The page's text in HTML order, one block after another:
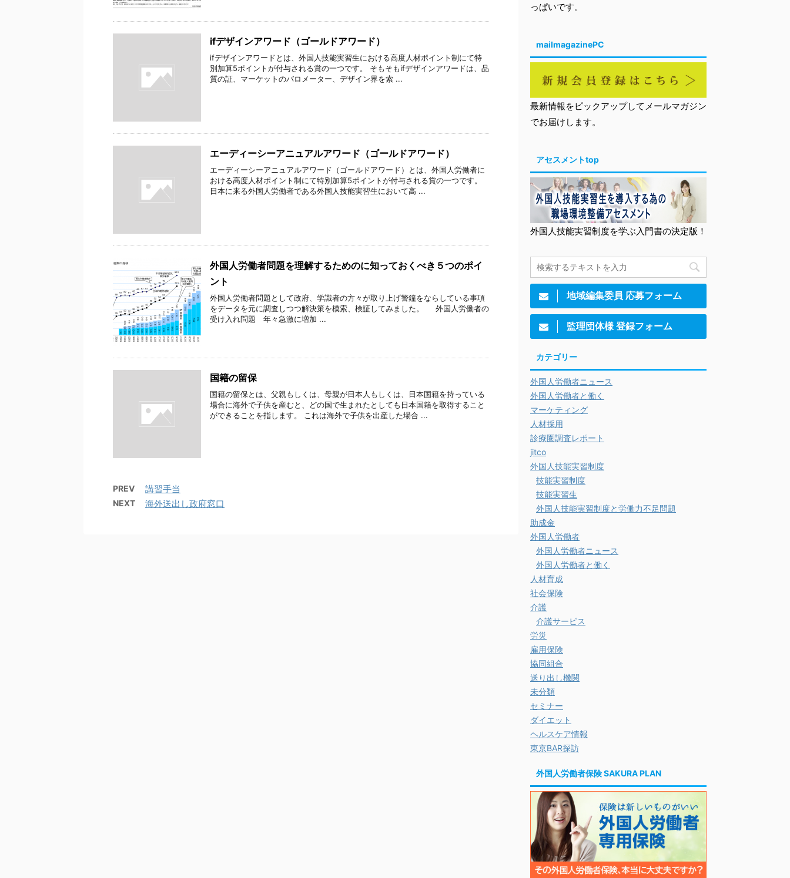
ifデザインアワード（ゴールドアワード）
ifデザインアワードとは、外国人技能実習生における高度人材ポイント制にて特
別加算5ポイントが付与される賞の一つです。 そもそもifデザインアワードは、品
質の証、マーケットのバロメーター、デザイン界を索 ...
エーディーシーアニュアルアワード（ゴールドアワード）
エーディーシーアニュアルアワード（ゴールドアワード）とは、外国人労働者に
おける高度人材ポイント制にて特別加算5ポイントが付与される賞の一つです。
日本に来る外国人労働者である外国人技能実習生において高 ...
外国人労働者問題を理解するためのに知っておくべき５つのポイ
ント
外国人労働者問題として政府、学識者の方々が取り上げ警鐘をならしている事項
をデータを元に調査しつつ解決策を模索、検証してみました。 外国人労働者の
受け入れ問題 年々急激に増加 ...
国籍の留保
国籍の留保とは、父親もしくは、母親が日本人もしくは、日本国籍を持っている
場合に海外で子供を産むと、どの国で生まれたとしても日本国籍を取得すること
ができることを指します。 これは海外で子供を出産した場合 ...
PREV 講習手当
NEXT 海外送出し政府窓口
っぱいです。
mailmagazinePC
最新情報をピックアップしてメールマガジン
でお届けします。
アセスメントtop
外国人技能実習制度を学ぶ入門書の決定版！
地域編集委員 応募フォーム
監理団体様 登録フォーム
カテゴリー
外国人労働者ニュース
外国人労働者と働く
マーケティング
人材採用
診療圏調査レポート
jitco
外国人技能実習制度
技能実習制度
技能実習生
外国人技能実習制度と労働力不足問題
助成金
外国人労働者
外国人労働者ニュース
外国人労働者と働く
人材育成
社会保険
介護
介護サービス
労災
雇用保険
協同組合
送り出し機関
未分類
セミナー
ダイエット
ヘルスケア情報
東京BAR探訪
外国人労働者保険 SAKURA PLAN